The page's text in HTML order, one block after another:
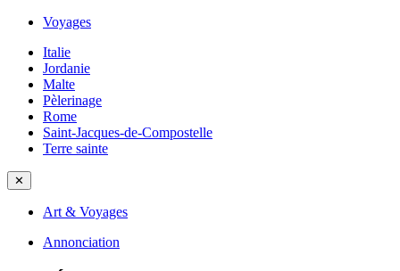
Voyages
Italie
Jordanie
Malte
Pèlerinage
Rome
Saint-Jacques-de-Compostelle
Terre sainte
✕
Art & Voyages
Annonciation